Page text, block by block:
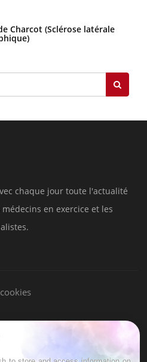
Charcot (Sclérose latérale
chaque jour toute l'actualité
en exercice et les